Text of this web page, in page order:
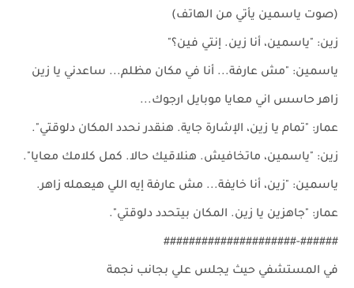
(صوت ياسمين يأتي من الهاتف)
زين: "ياسمين، أنا زين. إنتي فين؟"
ياسمين: "مش عارفة... أنا في مكان مظلم... ساعدني يا زين
زاهر حاسس اني معايا موبايل ارجوك...
عمار: "تمام يا زين، الإشارة جاية. هنقدر نحدد المكان دلوقتي".
زين: "ياسمين، ماتخافيش. هنلاقيك حالا. كمل كلامك معايا".
ياسمين: "زين، أنا خايفة... مش عارفة إيه اللي هيعمله زاهر.
عمار: "جاهزين يا زين. المكان بيتحدد دلوقتي".
######-#####################
في المستشفي حيث يجلس علي بجانب نجمة